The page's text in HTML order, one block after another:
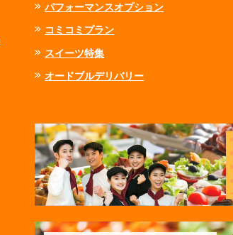
パフォーマンスオプション
コミコミプラン
スイーツ特集
オードブルデリバリー